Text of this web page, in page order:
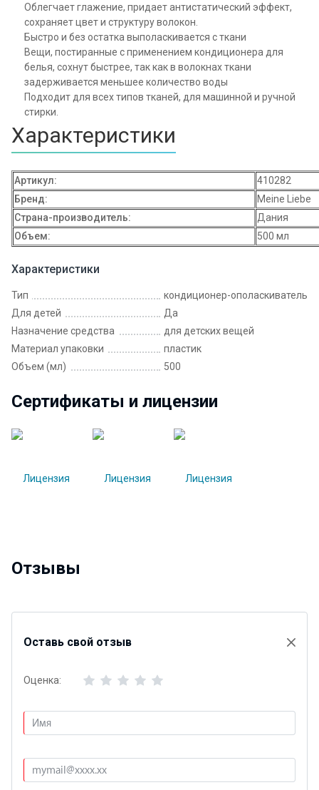
Облегчает глажение, придает антистатический эффект,
сохраняет цвет и структуру волокон.
Быстро и без остатка выполаскивается с ткани
Вещи, постиранные с применением кондиционера для
белья, сохнут быстрее, так как в волокнах ткани
задерживается меньшее количество воды
Подходит для всех типов тканей, для машинной и ручной
стирки.
Характеристики
Артикул:
410282
Бренд:
Meine Liebe
Страна-производитель:
Дания
Объем:
500 мл
Характеристики
Тип
кондиционер-ополаскиватель
Для детей
Да
Назначение средства
для детских вещей
Материал упаковки
пластик
Объем (мл)
500
Сертификаты и лицензии
Отзывы
Оставь свой отзыв
Оценка: